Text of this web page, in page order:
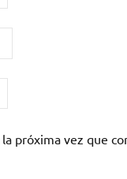
próxima vez que